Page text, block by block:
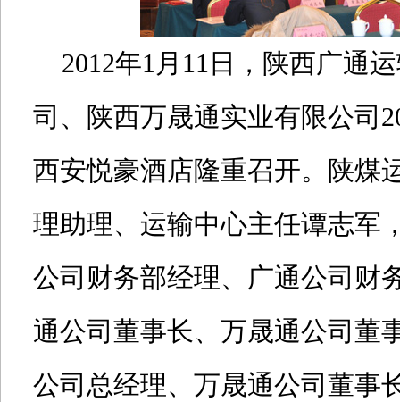
2012年1月11日，陕西广通
司、陕西万晟通实业有限公司
西安悦豪酒店隆重召开。陕煤
理助理、运输中心主任谭志军
公司财务部经理、广通公司财
通公司董事长、万晟通公司董
公司总经理、万晟通公司董事